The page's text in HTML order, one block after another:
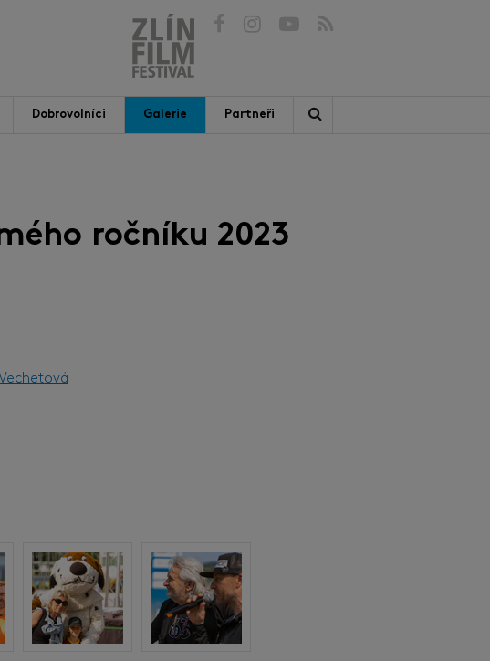
Dobrovolníci Galerie Partneři
ročníku 2023